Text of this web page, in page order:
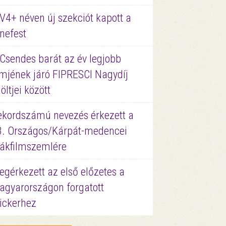
néven új szekciót kapott a
barát az év legjobb
járó FIPRESCI Nagydíj
között
nevezés érkezett a
Országos/Kárpát-medencei
az első előzetes a
forgatott